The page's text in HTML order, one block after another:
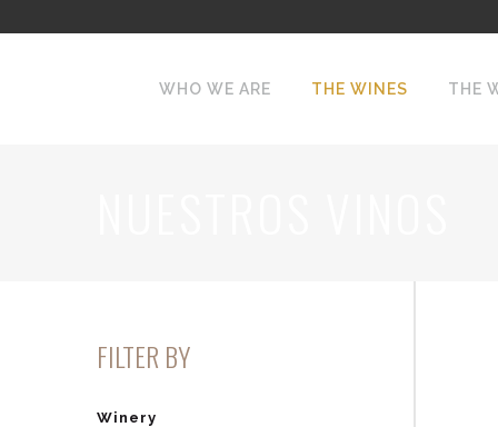
WHO WE ARE THE WINES THE
FILTER BY
Winery